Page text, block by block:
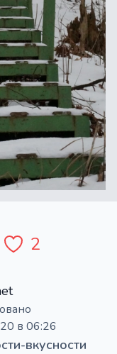
2
в 06:26
вкусности